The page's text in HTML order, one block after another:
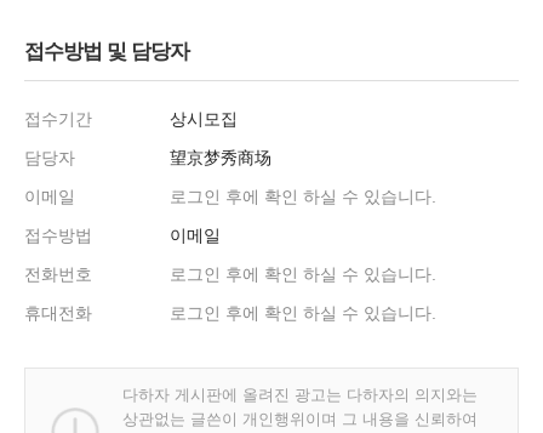
접수방법 및 담당자
접수기간
상시모집
담당자
望京梦秀商场
이메일
로그인 후에 확인 하실 수 있습니다.
접수방법
이메일
전화번호
로그인 후에 확인 하실 수 있습니다.
휴대전화
로그인 후에 확인 하실 수 있습니다.
다하자 게시판에 올려진 광고는 다하자의 의지와는
상관없는 글쓴이 개인행위이며 그 내용을 신뢰하여